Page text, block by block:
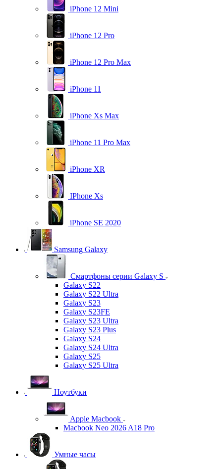
iPhone 12 Mini
iPhone 12 Pro
iPhone 12 Pro Max
iPhone 11
iPhone Xs Max
iPhone 11 Pro Max
iPhone XR
IPhone Xs
iPhone SE 2020
Samsung Galaxy
Смартфоны серии Galaxy S
Galaxy S22
Galaxy S22 Ultra
Galaxy S23
Galaxy S23FE
Galaxy S23 Ultra
Galaxy S23 Plus
Galaxy S24
Galaxy S24 Ultra
Galaxy S25
Galaxy S25 Ultra
Ноутбуки
Apple Macbook
Macbook Neo 2026 A18 Pro
Умные часы